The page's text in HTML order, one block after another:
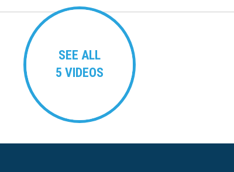
SEE ALL
5 VIDEOS